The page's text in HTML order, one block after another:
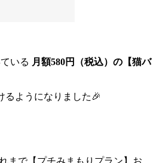
いる 月額580円（税込）の【猫バ
るようになりました🎉
まで【プチみまもりプラン】お